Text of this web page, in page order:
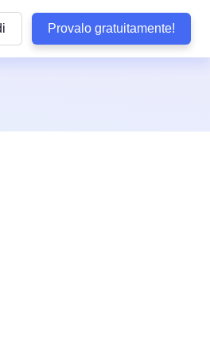
Provalo gratuitamente!